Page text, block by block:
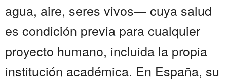
agua, aire, seres vivos— cuya salud
es condición previa para cualquier
proyecto humano, incluida la propia
institución académica. En España, su